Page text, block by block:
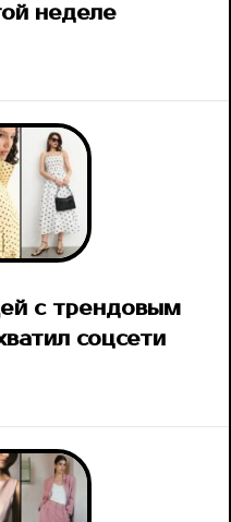
неделе
с трендовым
соцсети